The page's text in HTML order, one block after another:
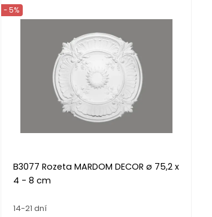
B3077 Rozeta MARDOM DECOR ø 75,2 x
4 - 8 cm
- 5%
14-21 dní